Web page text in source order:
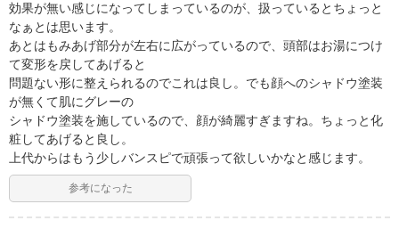
効果が無い感じになってしまっているのが、扱っているとちょっと
なぁとは思います。
あとはもみあげ部分が左右に広がっているので、頭部はお湯につけ
て変形を戻してあげると
問題ない形に整えられるのでこれは良し。でも顔へのシャドウ塗装
が無くて肌にグレーの
シャドウ塗装を施しているので、顔が綺麗すぎますね。ちょっと化
粧してあげると良し。
上代からはもう少しバンスピで頑張って欲しいかなと感じます。
参考になった